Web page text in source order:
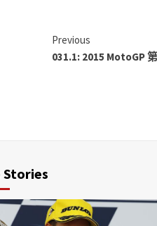
Previous
031.1: 2015 MotoGP
Stories